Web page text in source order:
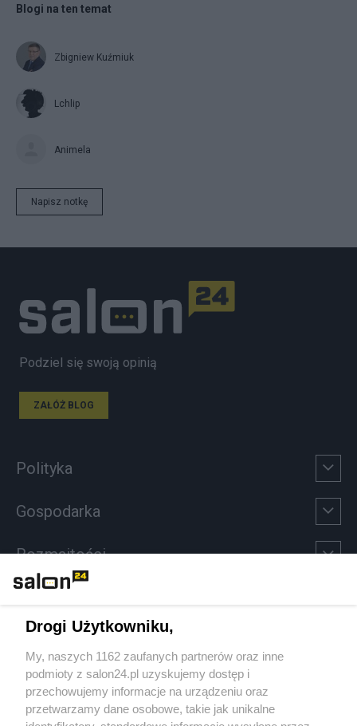
Blogi na ten temat
Zbigniew Kuźmiuk
Lchlip
Animela
Napisz notkę
Podziel się swoją opinią
ZAŁÓŻ BLOG
Polityka
Gospodarka
Rozmaitości
Sport
Społeczeństwo
Drogi Użytkowniku,
My, naszych 1162 zaufanych partnerów oraz inne
podmioty z salon24.pl uzyskujemy dostęp i
przechowujemy informacje na urządzeniu oraz
przetwarzamy dane osobowe, takie jak unikalne